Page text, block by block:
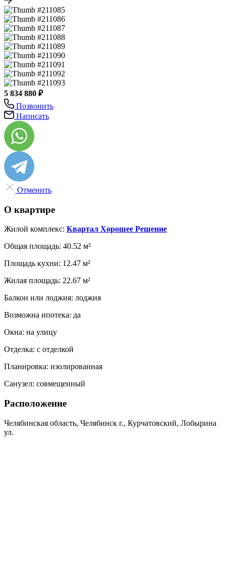
5 834 880 ₽
Позвонить
Написать
Отменить
О квартире
Жилой комплекс: Квартал Хорошее Решение
Общая площадь: 40.52 м²
Площадь кухни: 12.47 м²
Жилая площадь: 22.67 м²
Балкон или лоджия: лоджия
Возможна ипотека: да
Окна: на улицу
Отделка: с отделкой
Планировка: изолированная
Санузел: совмещенный
Расположение
Челябинская область, Челябинск г., Курчатовский, Лобырина
ул.